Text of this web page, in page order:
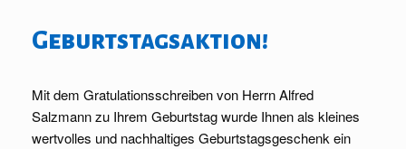
Geburtstagsaktion!
Mit dem Gratulationsschreiben von Herrn Alfred
Salzmann zu Ihrem Geburtstag wurde Ihnen als kleines
wertvolles und nachhaltiges Geburtstagsgeschenk ein